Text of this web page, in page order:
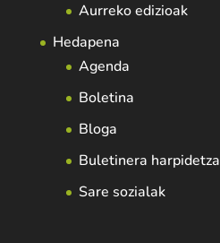
Aurreko edizioak
Hedapena
Agenda
Boletina
Bloga
Buletinera harpidetza
Sare sozialak